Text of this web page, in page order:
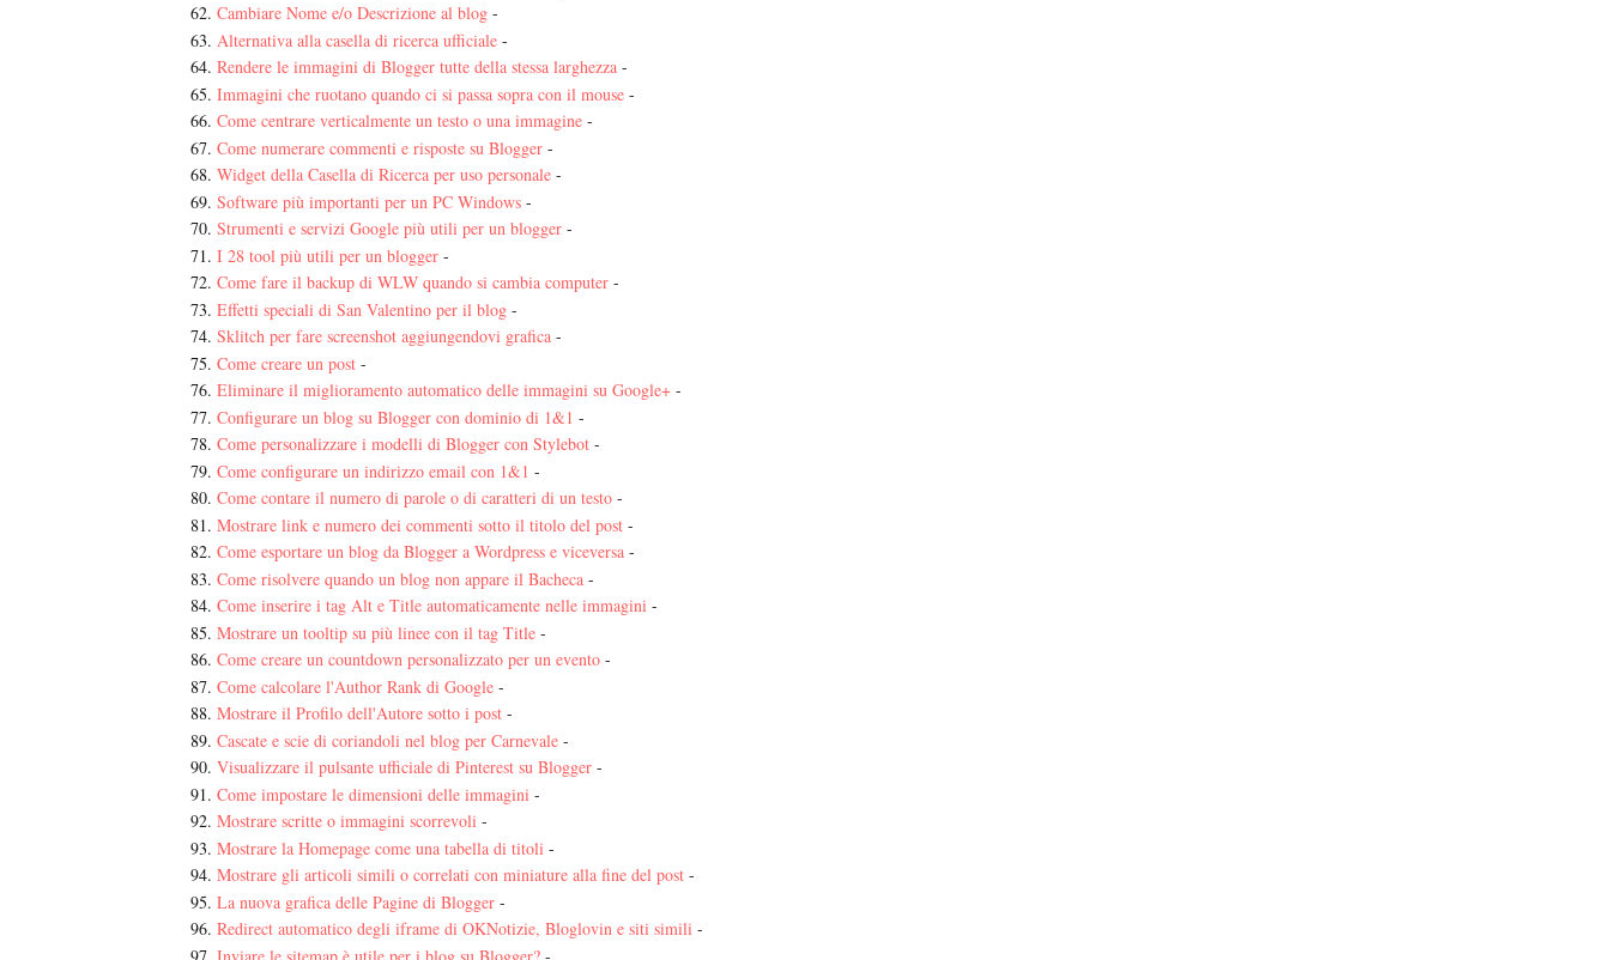
Cambiare Nome e/o Descrizione al blog -
Alternativa alla casella di ricerca ufficiale -
Rendere le immagini di Blogger tutte della stessa larghezza -
Immagini che ruotano quando ci si passa sopra con il mouse -
Come centrare verticalmente un testo o una immagine -
Come numerare commenti e risposte su Blogger -
Widget della Casella di Ricerca per uso personale -
Software più importanti per un PC Windows -
Strumenti e servizi Google più utili per un blogger -
I 28 tool più utili per un blogger -
Come fare il backup di WLW quando si cambia computer -
Effetti speciali di San Valentino per il blog -
Sklitch per fare screenshot aggiungendovi grafica -
Come creare un post -
Eliminare il miglioramento automatico delle immagini su Google+ -
Configurare un blog su Blogger con dominio di 1&1 -
Come personalizzare i modelli di Blogger con Stylebot -
Come configurare un indirizzo email con 1&1 -
Come contare il numero di parole o di caratteri di un testo -
Mostrare link e numero dei commenti sotto il titolo del post -
Come esportare un blog da Blogger a Wordpress e viceversa -
Come risolvere quando un blog non appare il Bacheca -
Come inserire i tag Alt e Title automaticamente nelle immagini -
Mostrare un tooltip su più linee con il tag Title -
Come creare un countdown personalizzato per un evento -
Come calcolare l'Author Rank di Google -
Mostrare il Profilo dell'Autore sotto i post -
Cascate e scie di coriandoli nel blog per Carnevale -
Visualizzare il pulsante ufficiale di Pinterest su Blogger -
Come impostare le dimensioni delle immagini -
Mostrare scritte o immagini scorrevoli -
Mostrare la Homepage come una tabella di titoli -
Mostrare gli articoli simili o correlati con miniature alla fine del post -
La nuova grafica delle Pagine di Blogger -
Redirect automatico degli iframe di OKNotizie, Bloglovin e siti simili -